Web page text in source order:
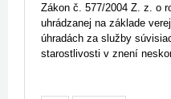
Zákon č. 577/2004 Z. z. o
uhrádzanej na základe
úhradách za služby
starostlivosti v znení